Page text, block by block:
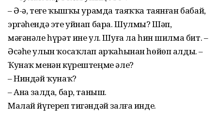
– Ә-ә, теге ҡышҡы урамда таяҡҡа таянған бабай,
эргәһендә эте уйнап бара. Шулмы? Шәп,
мәғәнәле һүрәт ине ул. Шуға ла һин шилма бит. –
Әсәһе улын ҡосаҡлап арҡаһынан һөйөп алды. –
Ҡунаҡ менән күрештеңме әле?
– Ниндәй ҡунаҡ?
– Ана залда, бар, таныш.
Малай йүгереп тигәндәй залға инде.